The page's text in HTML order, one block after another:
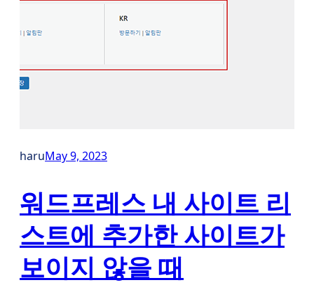
haruMay 9, 2023
워드프레스 내 사이트 리
스트에 추가한 사이트가
보이지 않을 때